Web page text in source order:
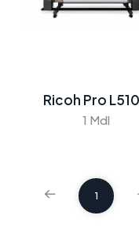
Ricoh Pro
1 Mdl
1